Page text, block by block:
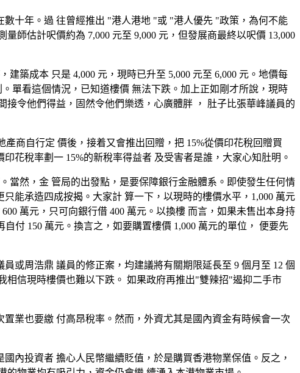
十年。過 往曾經推出 "港人港地 "或 "港人優先 "政策，為何不能
師估計呎價約為 7,000 元至 9,000 元，但發展商最終以呎價 13,000
築成本 只是 4,000 元，現時已升至 5,000 元至 6,000 元。地價每
單看這個情況，已知道樓價 無法下跌。加上正如剛才所說，現時
令他們得益，固然令他們樂透，心廣體胖 ， 肚子比張華峰議員的
商自行定 價後，接着又會推出回贈，把 15%從價印花稅回贈買
花稅率劃一 15%的新稅率得益者 及受害者是誰，大家心知肚明。
當然，金 管局的出發點，是要保障銀行金融體系。即使發生任何情
能承造四成按揭。大家計 算一下，以現時的樓價水平，1,000 萬元
萬元，只可向銀行借 400 萬元。以換樓 而言，如果未售出本身持
付 150 萬元。換言之，如要購置樓價 1,000 萬元的單位， 便要先
或周浩鼎 議員的修正案，均建議將有關期限延長至 9 個月至 12 個
相信現時樓價也難以下跌。 如果政府再推出"雙辣招"遏抑二手市
業也要繳 付高昂稅率。然而，外資尤其是國內資金有時候會一次
內投資者 擔心人民幣繼續貶值，於是購買香港物業保值。反之，